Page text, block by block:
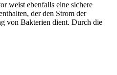
weist ebenfalls eine sichere
der den Strom der
von Bakterien dient. Durch die